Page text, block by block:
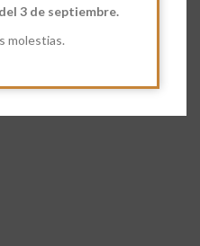
3 de septiembre.
molestias.